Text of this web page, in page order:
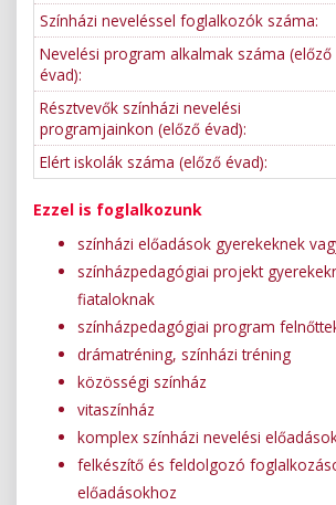
Színházi neveléssel foglalkozók száma:
Nevelési program alkalmak száma (előző
évad):
Résztvevők színházi nevelési
programjainkon (előző évad):
Elért iskolák száma (előző évad):
Ezzel is foglalkozunk
színházi előadások gyerekeknek
színházpedagógiai projekt
fiataloknak
színházpedagógiai program
drámatréning, színházi tréning
közösségi színház
vitaszínház
komplex színházi nevelési
felkészítő és feldolgozó
előadásokhoz